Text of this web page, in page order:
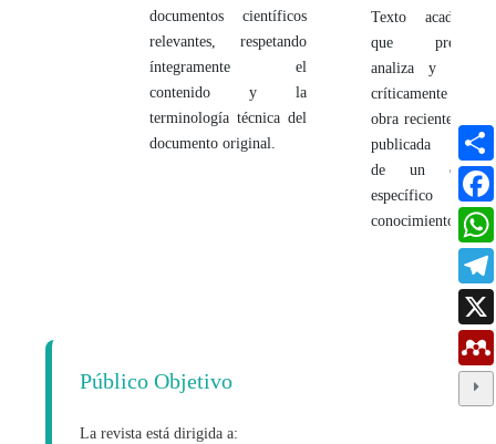
documentos científicos
relevantes, respetando
íntegramente el
contenido y la
terminología técnica del
documento original.
Texto académico
que presenta,
analiza y evalúa
críticamente una
obra recientemente
publicada dentro
de un campo
específico del
conocimiento.
Público Objetivo
La revista está dirigida a: